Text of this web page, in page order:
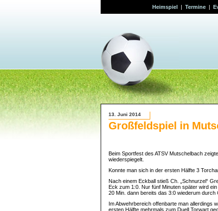
Heimspiel| Termine|
13. Juni 2014
Großfeldspiel in
Beim Sportfest des ATSV Mutschelbach
wiederspiegelt.
Konnte man sich in der ersten Hälfte 3
Nach einem Eckball stieß Ch. „Schnurzel“
Eck zum 1:0. Nur fünf Minuten später wird
20 Min. dann bereits das 3:0 wiederum
Im Abwehrbereich offenbarte man allerdings
ersten Hälfte mehrmals zum Duell Torwart